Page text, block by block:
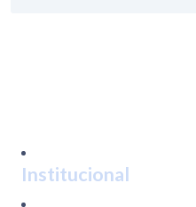
Institucional